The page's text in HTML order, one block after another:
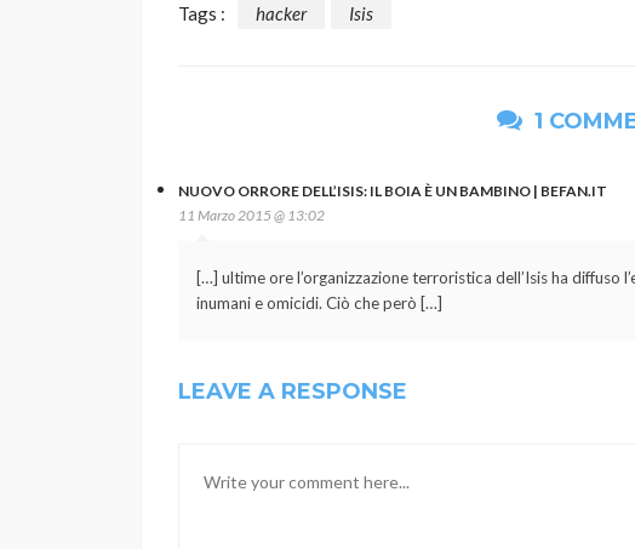
Tags : hacker Isis
1
NUOVO ORRORE DELL’ISIS: IL BOIA È UN BAMBINO | BEFAN.IT
11 Marzo 2015 @ 13:02
[…] ultime ore l’organizzazione terroristica dell’Isis ha diffuso
inumani e omicidi. Ciò che però […]
LEAVE A RESPONSE